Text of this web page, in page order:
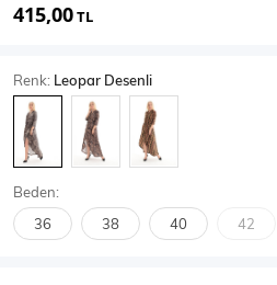
Body
SPOR GİYİM
415,00TL
Renk: Leopar Desenli
Beden:
36 38 40 42